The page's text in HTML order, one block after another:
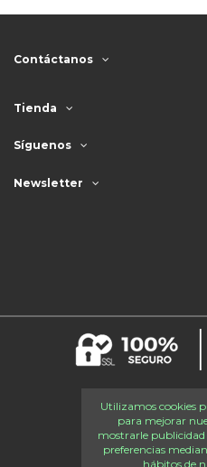
Contáctanos
Tienda
Síguenos
Newsletter
Utilizamos cookies
para mejorar
mostrarle publicidad
preferencias
hábitos de